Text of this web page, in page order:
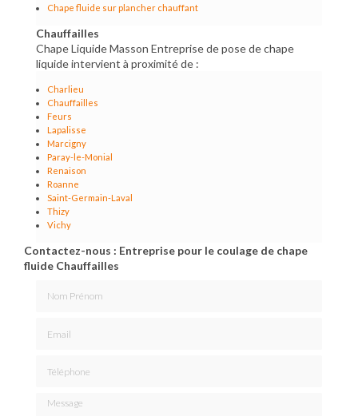
Chape fluide sur plancher chauffant
Chauffailles
Chape Liquide Masson Entreprise de pose de chape
liquide intervient à proximité de :
Charlieu
Chauffailles
Feurs
Lapalisse
Marcigny
Paray-le-Monial
Renaison
Roanne
Saint-Germain-Laval
Thizy
Vichy
Contactez-nous : Entreprise pour le coulage de chape
fluide Chauffailles
Message